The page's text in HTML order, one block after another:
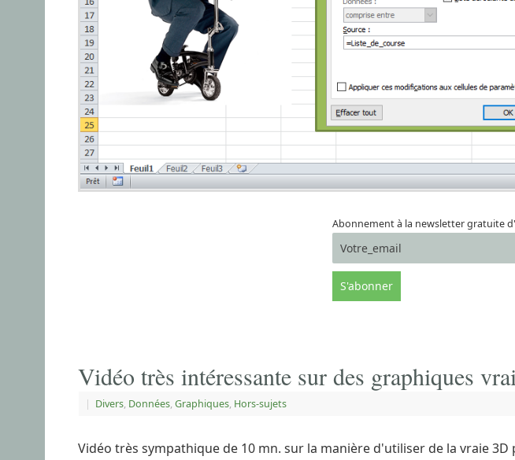
Abonnement à la newsletter gratuite
Vidéo très intéressante sur des graphiques
| Divers, Données, Graphiques, Hors-sujets
Vidéo très sympathique de 10 mn. sur la manière d'utiliser de la vraie